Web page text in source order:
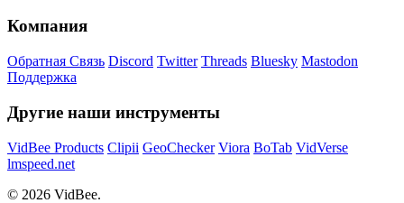
Компания
Обратная Связь Discord Twitter Threads Bluesky Mastodon
Поддержка
Другие наши инструменты
VidBee Products Clipii GeoChecker Viora BoTab VidVerse
lmspeed.net
© 2026 VidBee.